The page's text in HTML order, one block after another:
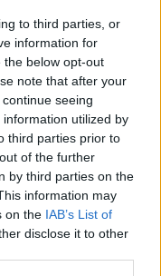
to third parties, or
information for
the below opt-out
note that after your
seeing
utilized by
third parties prior to
of the further
by third parties on the
information may
on the IAB’s List of
disclose it to other
ve
osvětlení ve
Ks stožárů veřejného